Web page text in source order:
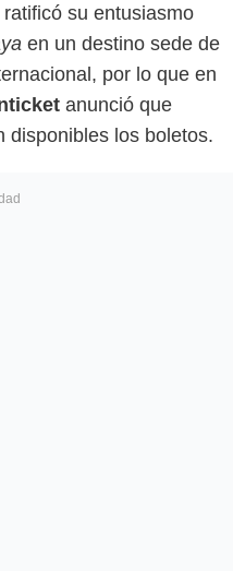
ratificó su entusiasmo
en un destino sede de
por lo que en
anunció que
disponibles los boletos.